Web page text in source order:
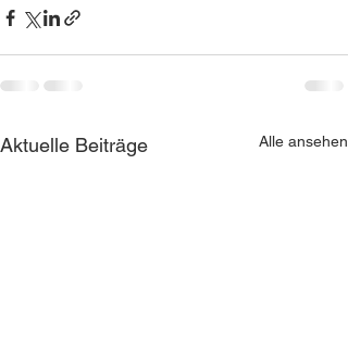
Aktuelle Beiträge Alle ansehen